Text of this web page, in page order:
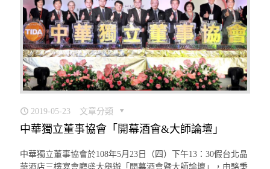
2019-05-23 文章分類
中華獨立董事協會「開幕酒會&大師論壇」
中華獨立董事協會於108年5月23日（四）下午13：30假台北晶
華酒店三樓宴會廳盛大舉辦「開幕酒會暨大師論壇」，由駱秉